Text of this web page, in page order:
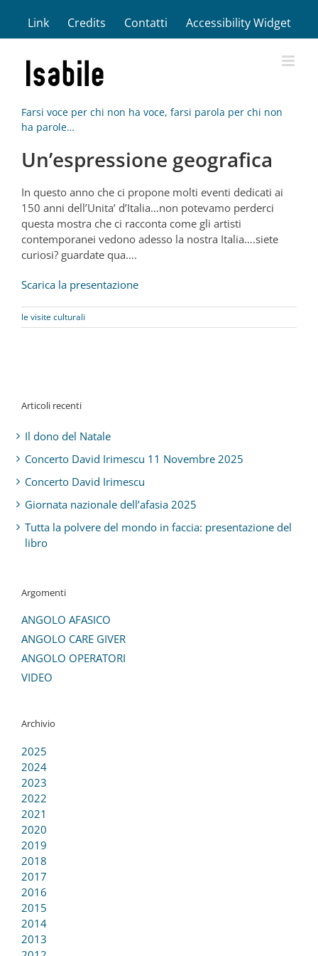
contenuto
Link Credits Contatti Accessibility Widget
Farsi voce per chi non ha voce, farsi parola per chi non
ha parole…
Un’espressione geografica
In questo anno che ci propone molti eventi dedicati ai
150 anni dell’Unita’ d’Italia…non potevamo perderci
questa mostra che ci racconta come gli artisti
contemporanei vedono adesso la nostra Italia….siete
curiosi? guardate qua….
Scarica la presentazione
le visite culturali
Articoli recenti
Il dono del Natale
Concerto David Irimescu 11 Novembre 2025
Concerto David Irimescu
Giornata nazionale dell’afasia 2025
Tutta la polvere del mondo in faccia: presentazione del
libro
Argomenti
ANGOLO AFASICO
ANGOLO CARE GIVER
ANGOLO OPERATORI
VIDEO
Archivio
2025
2024
2023
2022
2021
2020
2019
2018
2017
2016
2015
2014
2013